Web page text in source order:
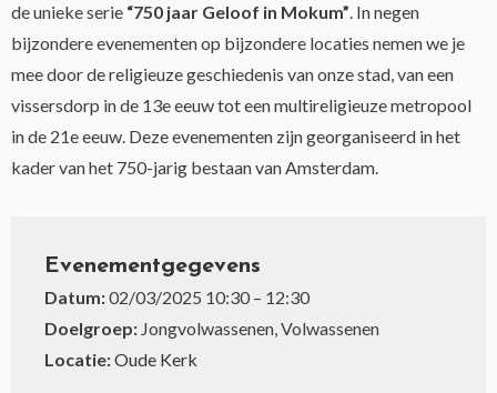
de unieke serie “750 jaar Geloof in Mokum”. In negen
bijzondere evenementen op bijzondere locaties nemen we je
mee door de religieuze geschiedenis van onze stad, van een
vissersdorp in de 13e eeuw tot een multireligieuze metropool
in de 21e eeuw. Deze evenementen zijn georganiseerd in het
kader van het 750-jarig bestaan van Amsterdam.
Evenementgegevens
Datum:02/03/2025 10:30 – 12:30
Doelgroep: Jongvolwassenen, Volwassenen
Locatie:Oude Kerk